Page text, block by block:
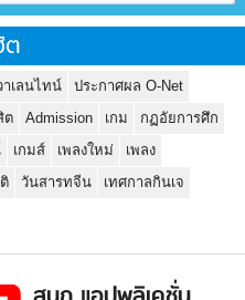
เลนไทน์
ประกาศผล O-Net
ต
Admission เกม
กฏอัยการศึก
เกมส์ เพลงใหม่
เพลง
วันสารทจีน
เทศกาลกินเจ